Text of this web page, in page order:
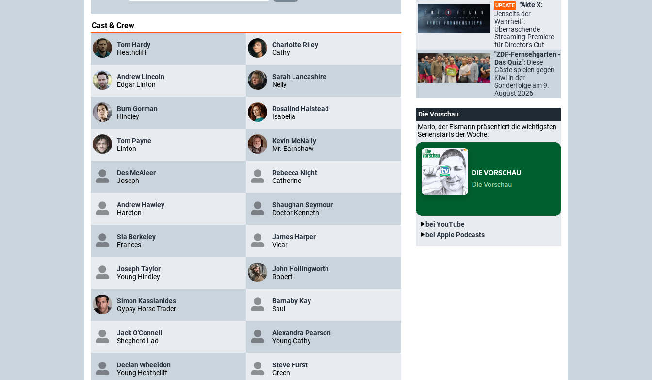
Cast & Crew
Tom Hardy
Heathcliff
Charlotte Riley
Cathy
Andrew Lincoln
Edgar Linton
Sarah Lancashire
Nelly
Burn Gorman
Hindley
Rosalind Halstead
Isabella
Tom Payne
Linton
Kevin McNally
Mr. Earnshaw
Des McAleer
Joseph
Rebecca Night
Catherine
Andrew Hawley
Hareton
Shaughan Seymour
Doctor Kenneth
Sia Berkeley
Frances
James Harper
Vicar
Joseph Taylor
Young Hindley
John Hollingworth
Robert
Simon Kassianides
Gypsy Horse Trader
Barnaby Kay
Saul
Jack O'Connell
Shepherd Lad
Alexandra Pearson
Young Cathy
Declan Wheeldon
Young Heathcliff
Steve Furst
Green
UPDATE
"Akte X:
Jenseits der
Wahrheit":
Überraschende
Streaming-Premiere
für Director's Cut
"ZDF-Fernsehgarten -
Das Quiz": Diese
Gäste spielen gegen
Kiwi in der
Sonderfolge am 9.
August 2026
Die Vorschau
Mario, der Eismann präsentiert die wichtigsten
Serienstarts der Woche:
bei YouTube
bei Apple Podcasts